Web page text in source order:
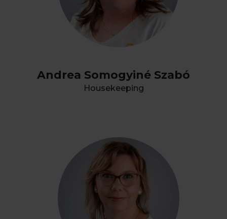
Andrea Somogyiné Szabó
Housekeeping